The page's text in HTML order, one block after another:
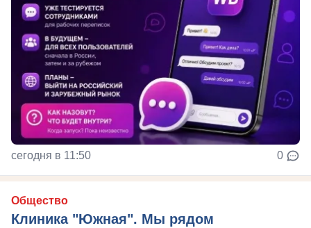
сегодня в 11:50 0
Общество
Клиника "Южная". Мы рядом